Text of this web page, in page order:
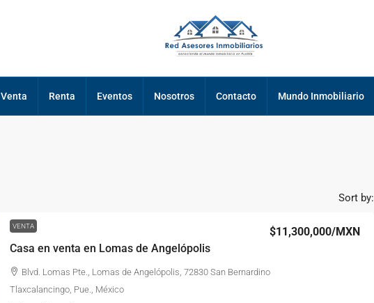
Venta Renta Eventos Nosotros Contacto Mundo Inmobiliario
Sort by:
VENTA
Casa en venta en Lomas de Angelópolis
$11,300,000/MXN
Blvd. Lomas Pte., Lomas de Angelópolis, 72830 San Bernardino
Tlaxcalancingo, Pue., México